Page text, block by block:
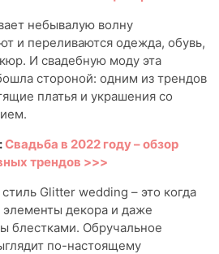
небывалую волну
и переливаются одежда, обувь,
И свадебную моду эта
стороной: одним из трендов
платья и украшения со
Свадьба в 2022 году – обзор
трендов >>>
Glitter wedding – это когда
декора и даже
блестками. Обручальное
по-настоящему